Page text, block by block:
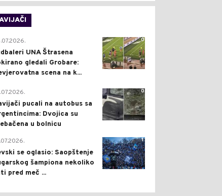
0
UNA Štrasena
gledali Grobare:
scena na k...
0
pucali na autobus sa
Dvojica su
u bolnicu
1
se oglasio: Saopštenje
šampiona nekoliko
pred meč ...